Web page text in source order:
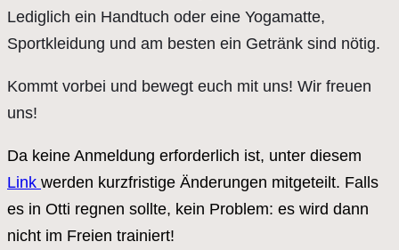
Lediglich ein Handtuch oder eine Yogamatte,
Sportkleidung und am besten ein Getränk sind nötig.
Kommt vorbei und bewegt euch mit uns! Wir freuen
uns!
Da keine Anmeldung erforderlich ist, unter diesem
Link werden kurzfristige Änderungen mitgeteilt. Falls
es in Otti regnen sollte, kein Problem: es wird dann
nicht im Freien trainiert!